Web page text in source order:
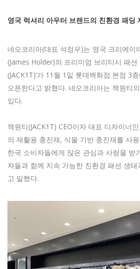
영국 럭셔리 아우터 브랜드의 친환경 패딩
네오코리아(대표 석정우)는 영국 크리에이
(James Holder)의 프리미엄 브리티시 패션
(JACK1T)’가 11월 1일 롯데백화점 본점 3
오픈한다고 밝혔다. 네오코리아는 잭원티
있다.
잭원티(JACK1T) CEO이자 대표 디자이너
의 재활용 충진재, 식물 기반 충진재를 사
한국 소비자들에게 많은 관심과 사랑을 받
자들과 함께 지속 가능한 친환경 패션 생
고 말했다.